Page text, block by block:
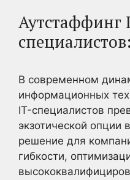
Аутстаффинг
В современном
информационных
IT-специалистов
экзотической опции
решение для
гибкости,